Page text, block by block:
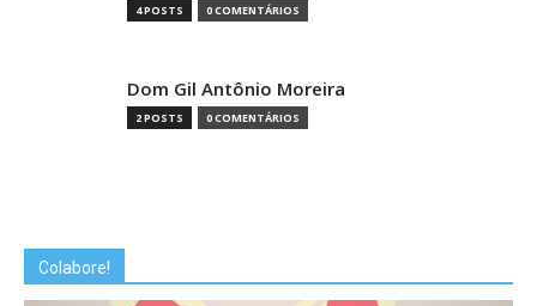
4 POSTS 0 COMENTÁRIOS
Dom Gil Antônio Moreira
2 POSTS 0 COMENTÁRIOS
Colabore!